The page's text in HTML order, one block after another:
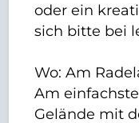
oder ein
sich bitte bei
Wo: Am
Am
Gelände mit